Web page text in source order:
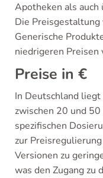
Apotheken als
Die
Generische
niedrigeren Preisen
Preise in €
In Deutschland
zwischen 20 und
spezifischen
zur
Versionen zu
was den Zugang zu